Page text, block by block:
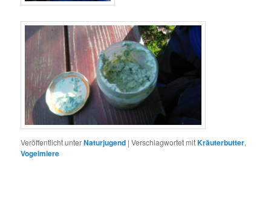
Veröffentlicht unterNaturjugend |Verschlagwortet mitKräuterbutter,
Vogelmiere